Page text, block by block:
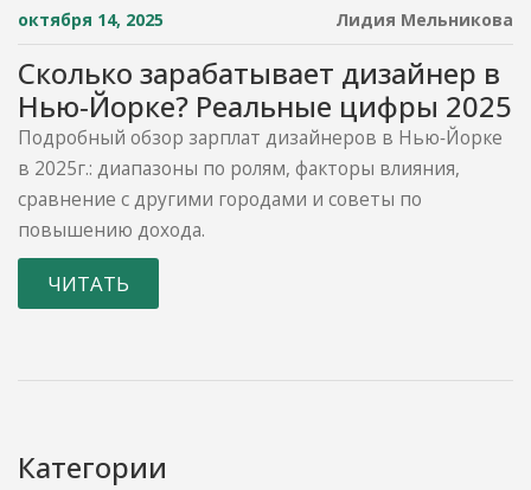
октября 14, 2025 Лидия Мельникова
Сколько зарабатывает дизайнер в
Нью‑Йорке? Реальные цифры 2025
Подробный обзор зарплат дизайнеров в Нью‑Йорке
в 2025г.: диапазоны по ролям, факторы влияния,
сравнение с другими городами и советы по
повышению дохода.
ЧИТАТЬ
Категории